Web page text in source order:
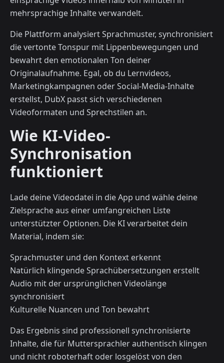
mehrsprachige Inhalte verwandelt.
Die Plattform analysiert Sprachmuster, synchronisiert
die vertonte Tonspur mit Lippenbewegungen und
bewahrt den emotionalen Ton deiner
Originalaufnahme. Egal, ob du Lernvideos,
Marketingkampagnen oder Social-Media-Inhalte
erstellst, DubX passt sich verschiedenen
Videoformaten und Sprechstilen an.
Wie KI-Video-
Synchronisation
funktioniert
Lade deine Videodatei in die App und wähle deine
Zielsprache aus einer umfangreichen Liste
unterstützter Optionen. Die KI verarbeitet dein
Material, indem sie:
Sprachmuster und den Kontext erkennt
Natürlich klingende Sprachübersetzungen erstellt
Audio mit der ursprünglichen Videolänge
synchronisiert
Kulturelle Nuancen und Ton bewahrt
Das Ergebnis sind professionell synchronisierte
Inhalte, die für Muttersprachler authentisch klingen
und nicht roboterhaft oder losgelöst von den